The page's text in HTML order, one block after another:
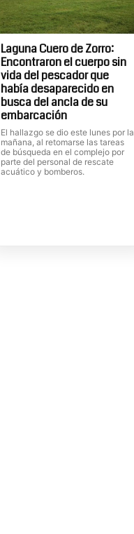
Laguna Cuero de Zorro:
Encontraron el cuerpo sin
vida del pescador que
había desaparecido en
busca del ancla de su
embarcación
El hallazgo se dio este lunes por la
mañana, al retomarse las tareas
de búsqueda en el complejo por
parte del personal de rescate
acuático y bomberos.